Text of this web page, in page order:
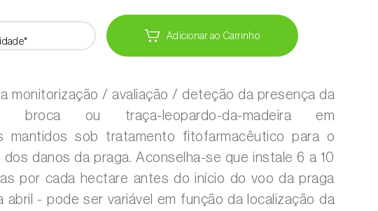
Adicionar ao Carrinho
monitorização / avaliação / deteção da presença da
broca ou traça-leopardo-da-madeira em
mantidos sob tratamento fitofarmacêutico para o
danos da praga. Aconselha-se que instale 6 a 10
por cada hectare antes do início do voo da praga
abril - pode ser variável em função da localização da